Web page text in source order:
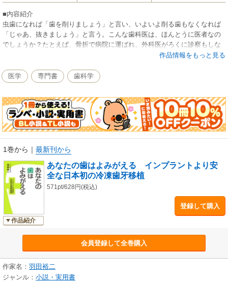
■内容紹介
虫歯になれば「歯を削りましょう」と言い、いよいよ削る歯もなくなれば
「じゃあ、抜きましょう」と言う。こんな歯科医は、ほんとうに医者なの
でしょうか？たとえば、骨折で病院に運ばれ、外科医がろくに診察もしな
いで「人工骨を入れましょう」と言ったら、誰だって「これはヤブ医者
「削る」も「抜く」もあたりまえ。入れ歯やインプラントなどの人工物を
入れるのも「しかたがない」で済んでしまうから不思議です。これまでの
に抜いた健康な歯を冷凍保存できる「歯の銀行（ティースバンク）」に預
け、自分に移植する技術です。「歯の銀行」は不要な親知らずなどを凍結
保存しておき、いざという時の治療のためにとっておけるサービスです。
ない最先端の歯科医療を知って下さい。
■著者紹介
羽田 裕二（はねだ ゆうじ）
１９５９年東京都生まれ。昭和６０年神奈川歯科大学卒業。都立荏原病院
研修。都立府中病院歯科口腔外科(１７年)勤務後、平成１５年５月ゆとり歯
科医院を開院。平成１８年より「歯の銀行」を開始、歯の銀行セミナー講
師をはじめ、歯の安全な移植技術や治療法の普及に努めている。
作品情報をもっと見る
医学 専門書 歯科学
1巻から ｜ 最新刊から
作品紹介
あなたの歯はよみがえる インプラントより安
全な日本初の冷凍歯牙移植
571pt/628円(税込)
登録して購入
会員登録して全巻購入
作家名： 羽田裕二
ジャンル： 小説・実用書